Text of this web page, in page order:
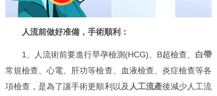
人流前做好准備，手術順利：
1、人流術前要進行早孕檢測(HCG)、B超檢查、 白帶
常規檢查、心電、肝功等檢查、血液檢查、炎症檢查等各
項檢查，是為了讓手術更順利以及 人工流產後減少人工流